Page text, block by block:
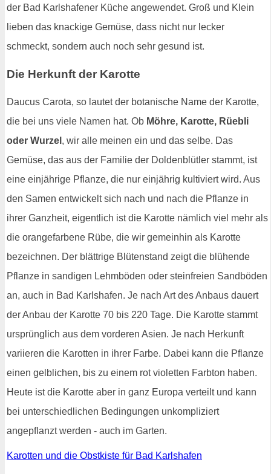
der Bad Karlshafener Küche angewendet. Groß und Klein
lieben das knackige Gemüse, dass nicht nur lecker
schmeckt, sondern auch noch sehr gesund ist.
Die Herkunft der Karotte
Daucus Carota, so lautet der botanische Name der Karotte,
die bei uns viele Namen hat. Ob Möhre, Karotte, Rüebli
oder Wurzel , wir alle meinen ein und das selbe. Das
Gemüse, das aus der Familie der Doldenblütler stammt, ist
eine einjährige Pflanze, die nur einjährig kultiviert wird. Aus
den Samen entwickelt sich nach und nach die Pflanze in
ihrer Ganzheit, eigentlich ist die Karotte nämlich viel mehr als
die orangefarbene Rübe, die wir gemeinhin als Karotte
bezeichnen. Der blättrige Blütenstand zeigt die blühende
Pflanze in sandigen Lehmböden oder steinfreien Sandböden
an, auch in Bad Karlshafen. Je nach Art des Anbaus dauert
der Anbau der Karotte 70 bis 220 Tage. Die Karotte stammt
ursprünglich aus dem vorderen Asien. Je nach Herkunft
variieren die Karotten in ihrer Farbe. Dabei kann die Pflanze
einen gelblichen, bis zu einem rot violetten Farbton haben.
Heute ist die Karotte aber in ganz Europa verteilt und kann
bei unterschiedlichen Bedingungen unkompliziert
angepflanzt werden - auch im Garten.
Karotten und die Obstkiste für Bad Karlshafen